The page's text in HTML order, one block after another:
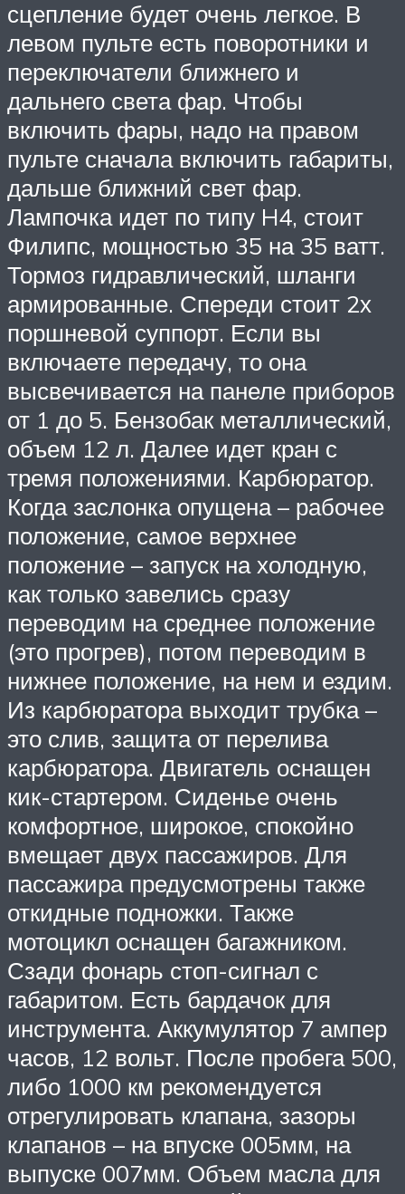
сцепление будет очень легкое. В
левом пульте есть поворотники и
переключатели ближнего и
дальнего света фар. Чтобы
включить фары, надо на правом
пульте сначала включить габариты,
дальше ближний свет фар.
Лампочка идет по типу H4, стоит
Филипс, мощностью 35 на 35 ватт.
Тормоз гидравлический, шланги
армированные. Спереди стоит 2х
поршневой суппорт. Если вы
включаете передачу, то она
высвечивается на панеле приборов
от 1 до 5. Бензобак металлический,
объем 12 л. Далее идет кран с
тремя положениями. Карбюратор.
Когда заслонка опущена – рабочее
положение, самое верхнее
положение – запуск на холодную,
как только завелись сразу
переводим на среднее положение
(это прогрев), потом переводим в
нижнее положение, на нем и ездим.
Из карбюратора выходит трубка –
это слив, защита от перелива
карбюратора. Двигатель оснащен
кик-стартером. Сиденье очень
комфортное, широкое, спокойно
вмещает двух пассажиров. Для
пассажира предусмотрены также
откидные подножки. Также
мотоцикл оснащен багажником.
Сзади фонарь стоп-сигнал с
габаритом. Есть бардачок для
инструмента. Аккумулятор 7 ампер
часов, 12 вольт. После пробега 500,
либо 1000 км рекомендуется
отрегулировать клапана, зазоры
клапанов – на впуске 005мм, на
выпуске 007мм. Объем масла для